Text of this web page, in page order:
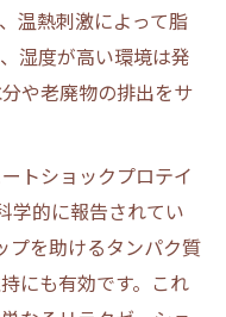
温熱刺激によって脂
湿度が高い環境は発
や老廃物の排出をサ
トショックプロテイ
学的に報告されてい
プを助けるタンパク質
にも有効です。これ